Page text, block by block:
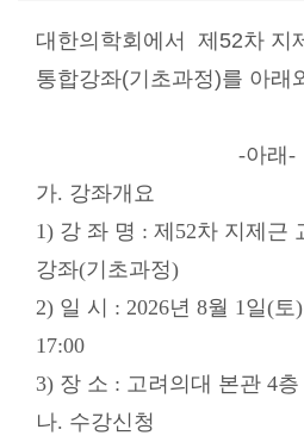
대한의학회 에서
제52차 지
통합강좌(기초과정)를 아래
-아래-
가. 강좌개요
1) 강 좌 명 : 제52차 지제근
강좌(기초과정)
2) 일 시 : 2026년 8월 1일(토
17:00
3) 장 소 : 고려의대 본관 4층
나. 수강신청